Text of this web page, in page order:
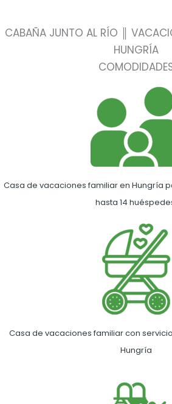
CABAÑA JUNTO AL RÍO ║
HUNGRÍA
Casa de vacaciones familiar en Hungría
hasta 14
Casa de vacaciones familiar con
Hungría